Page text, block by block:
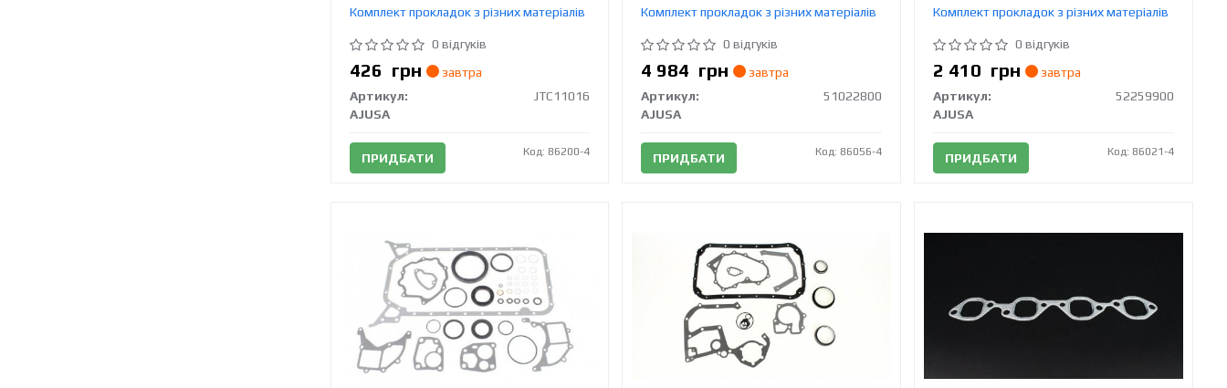
Комплект прокладок з різних матеріалів
0 відгуків
426 грн
завтра
Артикул:
JTC11016
AJUSA
ПРИДБАТИ Код: 86200-4
Комплект прокладок з різних матеріалів
0 відгуків
4 984 грн
завтра
Артикул:
51022800
AJUSA
ПРИДБАТИ Код: 86056-4
Комплект прокладок з різних матеріалів
0 відгуків
2 410 грн
завтра
Артикул:
52259900
AJUSA
ПРИДБАТИ Код: 86021-4